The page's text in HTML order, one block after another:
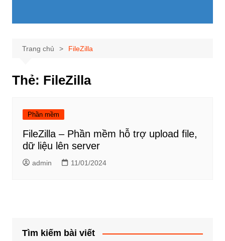
Trang chủ FileZilla
Thẻ: FileZilla
Phần mềm
FileZilla – Phần mềm hỗ trợ upload file,
dữ liệu lên server
admin 11/01/2024
Tìm kiếm bài viết